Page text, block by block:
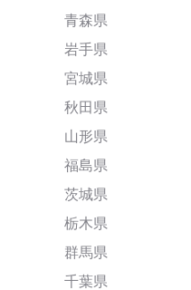
青森県
岩手県
宮城県
秋田県
山形県
福島県
茨城県
栃木県
群馬県
千葉県